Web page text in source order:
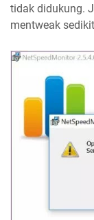
tidak didukung.
mentweak